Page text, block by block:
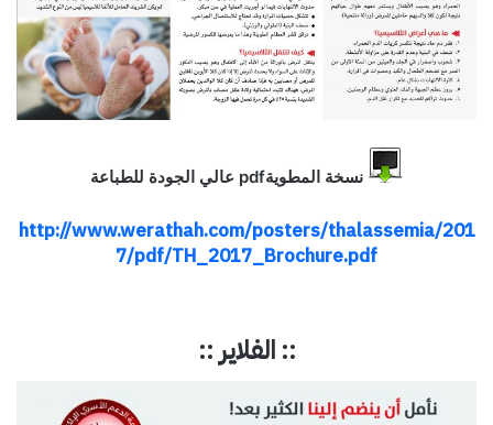
نسخة المطويةpdf عالي الجودة للطباعة
http://www.werathah.com/posters/thalassemia/201
7/pdf/TH_2017_Brochure.pdf
:: الفلاير ::